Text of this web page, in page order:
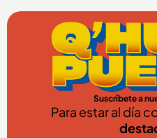
Suscríbete a
Para estar al día